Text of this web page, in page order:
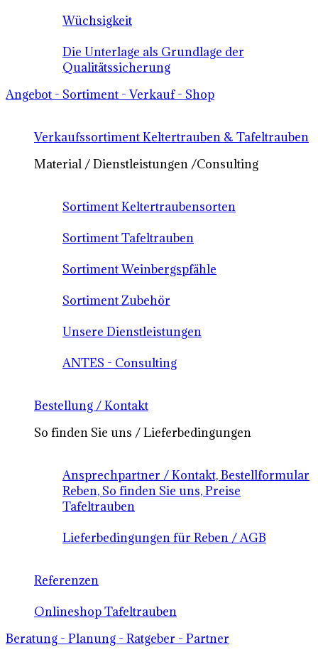
Wüchsigkeit
Die Unterlage als Grundlage der
Qualitätssicherung
Angebot - Sortiment - Verkauf - Shop
Verkaufssortiment Keltertrauben & Tafeltrauben
Material / Dienstleistungen /Consulting
Sortiment Keltertraubensorten
Sortiment Tafeltrauben
Sortiment Weinbergspfähle
Sortiment Zubehör
Unsere Dienstleistungen
ANTES - Consulting
Bestellung / Kontakt
So finden Sie uns / Lieferbedingungen
Ansprechpartner / Kontakt, Bestellformular
Reben, So finden Sie uns, Preise
Tafeltrauben
Lieferbedingungen für Reben / AGB
Referenzen
Onlineshop Tafeltrauben
Beratung - Planung - Ratgeber - Partner